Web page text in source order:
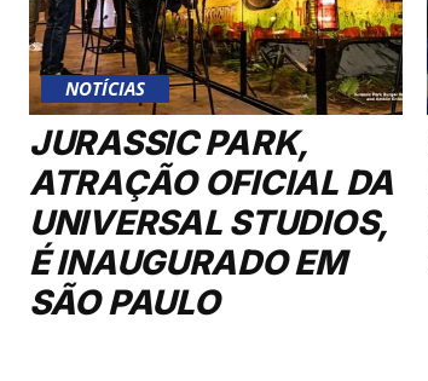
NOTÍCIAS
JURASSIC PARK,
ATRAÇÃO OFICIAL DA
UNIVERSAL STUDIOS,
É INAUGURADO EM
SÃO PAULO